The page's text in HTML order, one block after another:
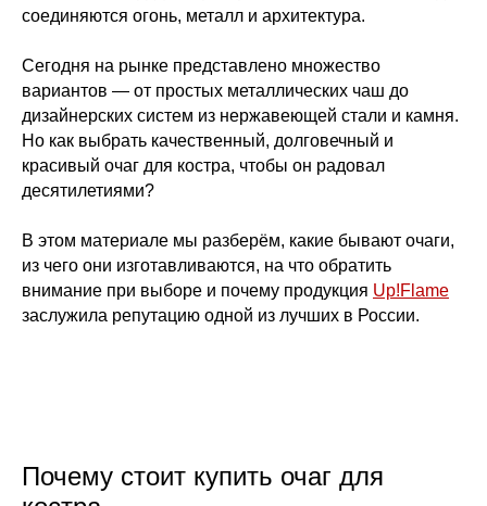
соединяются огонь, металл и архитектура.
Сегодня на рынке представлено множество
вариантов — от простых металлических чаш до
дизайнерских систем из нержавеющей стали и камня.
Но как выбрать качественный, долговечный и
красивый очаг для костра, чтобы он радовал
десятилетиями?
В этом материале мы разберём, какие бывают очаги,
из чего они изготавливаются, на что обратить
внимание при выборе и почему продукция Up!Flame
заслужила репутацию одной из лучших в России.
Почему стоит купить очаг для